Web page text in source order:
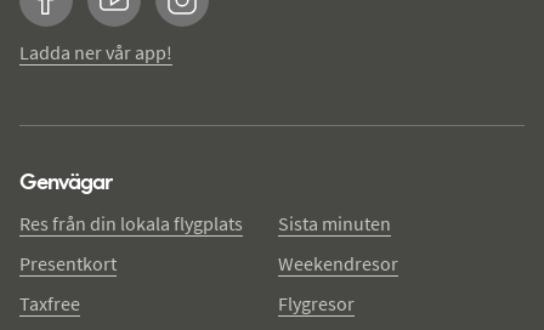
FacebookYouTubeInstagram
Ladda ner vår app!
Genvägar
Res från din lokala flygplats
Presentkort
Taxfree
Sista minuten
Weekendresor
Flygresor